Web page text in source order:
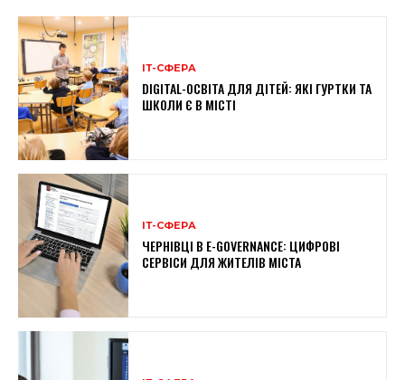
ІТ-СФЕРА
DIGITAL-ОСВІТА ДЛЯ ДІТЕЙ: ЯКІ ГУРТКИ ТА
ШКОЛИ Є В МІСТІ
ІТ-СФЕРА
ЧЕРНІВЦІ В E-GOVERNANCE: ЦИФРОВІ
СЕРВІСИ ДЛЯ ЖИТЕЛІВ МІСТА